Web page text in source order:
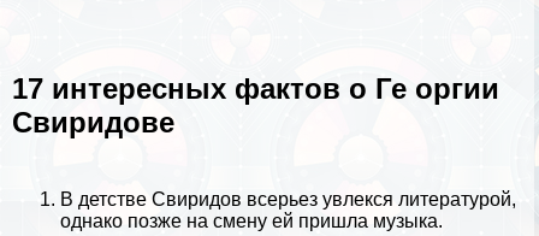
17 интересных фактов о Ге opгии
Свиридове
В детстве Свиридов всерьез увлекся литературой,
однако позже на смену ей пришла музыка.